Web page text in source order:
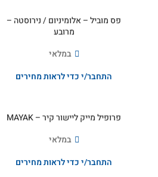
פס מוביל – אלומיניום / נירוסטה –
מרובע
במלאי
התחבר/י כדי לראות מחירים
פרופיל מייק ליישור קיר – MAYAK
במלאי
התחבר/י כדי לראות מחירים